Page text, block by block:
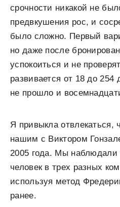
срочности никакой не
предвкушения рос, и
было сложно. Первый
но даже после
успокоиться и не
развивается от 18 до 254
не прошло и
Я привыкла отвлекаться,
нашим с Виктором
2005 года. Мы наблюдали
человек в трех разных
используя метод
ранее.